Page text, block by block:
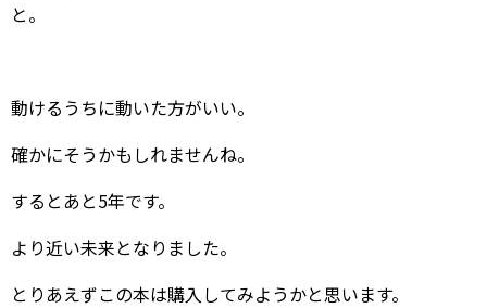
と。
動けるうちに動いた方がいい。
確かにそうかもしれませんね。
するとあと5年です。
より近い未来となりました。
とりあえずこの本は購入してみようかと思います。